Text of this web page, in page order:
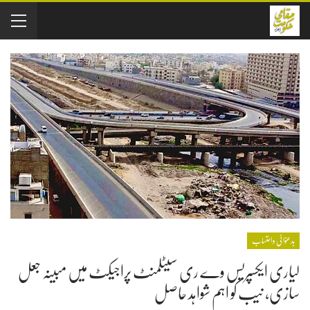
بدعنوانی و احتساب
لیاری ایکسپریس وے ری سیٹلمنٹ پراجیکٹ میں مبینہ جعل
سازی، نیب کو اہم شواہد حاصل